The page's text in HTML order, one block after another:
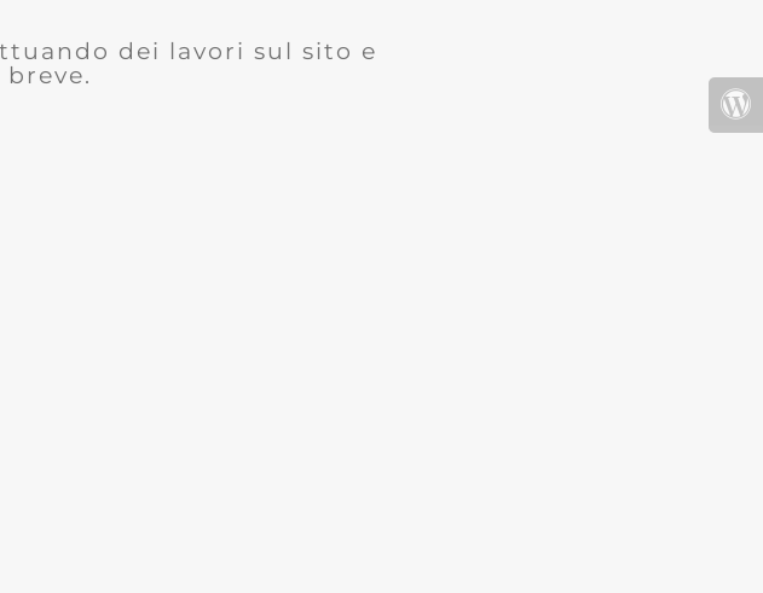
dei lavori sul sito e